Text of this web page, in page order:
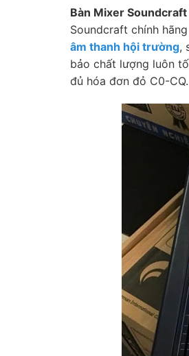
Bàn Mixer
Soundcraft chính
âm thanh hội trường,
bảo chất lượng luôn
đủ hóa đơn đỏ C0-CQ.